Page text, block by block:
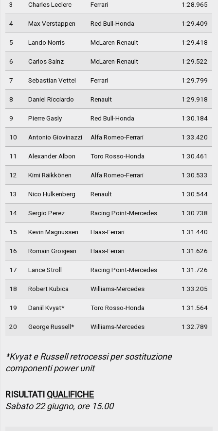
3 Charles Leclerc Ferrari 1:28.965
4 Max Verstappen Red Bull-Honda 1:29.409
5 Lando Norris McLaren-Renault 1:29.418
6 Carlos Sainz McLaren-Renault 1:29.522
7 Sebastian Vettel Ferrari 1:29.799
8 Daniel Ricciardo Renault 1:29.918
9 Pierre Gasly Red Bull-Honda 1:30.184
10 Antonio Giovinazzi Alfa Romeo-Ferrari 1:33.420
11 Alexander Albon Toro Rosso-Honda 1:30.461
12 Kimi Räikkönen Alfa Romeo-Ferrari 1:30.533
13 Nico Hulkenberg Renault 1:30.544
14 Sergio Perez Racing Point-Mercedes 1:30.738
15 Kevin Magnussen Haas-Ferrari 1:31.440
16 Romain Grosjean Haas-Ferrari 1:31.626
17 Lance Stroll Racing Point-Mercedes 1:31.726
18 Robert Kubica Williams-Mercedes 1:33.205
19 Daniil Kvyat* Toro Rosso-Honda 1:31.564
20 George Russell* Williams-Mercedes 1:32.789
*Kvyat e Russell retrocessi per sostituzione
componenti power unit
RISULTATI QUALIFICHE
Sabato 22 giugno, ore 15.00